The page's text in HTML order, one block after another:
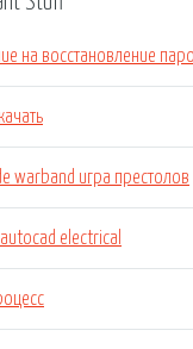
на восстановление
warband игра престолов
electrical